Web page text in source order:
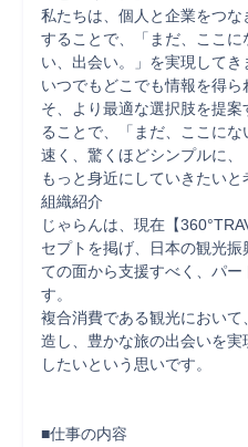
私たちは、個人と企業をつ
することで、「まだ、ここに
い、出会い。」を実現してき
いつでもどこでも情報を得
そ、より最適な選択肢を提案
ることで、「まだ、ここに
速く、驚くほどシンプルに、
もっと身近にしていきたいと
組織紹介
じゃらんは、現在【
セプトを掲げ、日本の観光振
ての面から支援すべく、パ
す。
複合消費である観光におい
造し、豊かな旅の出会いを実
したいという思いです。
■仕事の内容